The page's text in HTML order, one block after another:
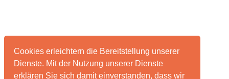
Cookies erleichtern die Bereitstellung unserer
Dienste. Mit der Nutzung unserer Dienste
erklären Sie sich damit einverstanden, dass wir